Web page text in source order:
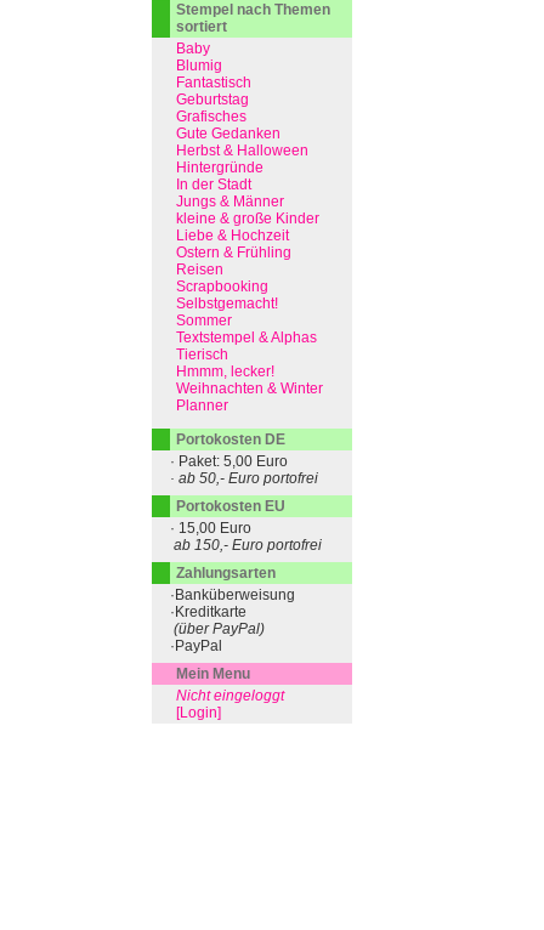
Stempel nach Themen
sortiert
Baby
Blumig
Fantastisch
Geburtstag
Grafisches
Gute Gedanken
Herbst & Halloween
Hintergründe
In der Stadt
Jungs & Männer
kleine & große Kinder
Liebe & Hochzeit
Ostern & Frühling
Reisen
Scrapbooking
Selbstgemacht!
Sommer
Textstempel & Alphas
Tierisch
Hmmm, lecker!
Weihnachten & Winter
Planner
Portokosten DE
· Paket: 5,00 Euro
· ab 50,- Euro portofrei
Portokosten EU
· 15,00 Euro
ab 150,- Euro portofrei
Zahlungsarten
·Banküberweisung
·Kreditkarte
(über PayPal)
·PayPal
Mein Menu
Nicht eingeloggt
[Login]